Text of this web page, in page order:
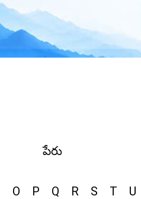
పేరు
O P Q R S T U